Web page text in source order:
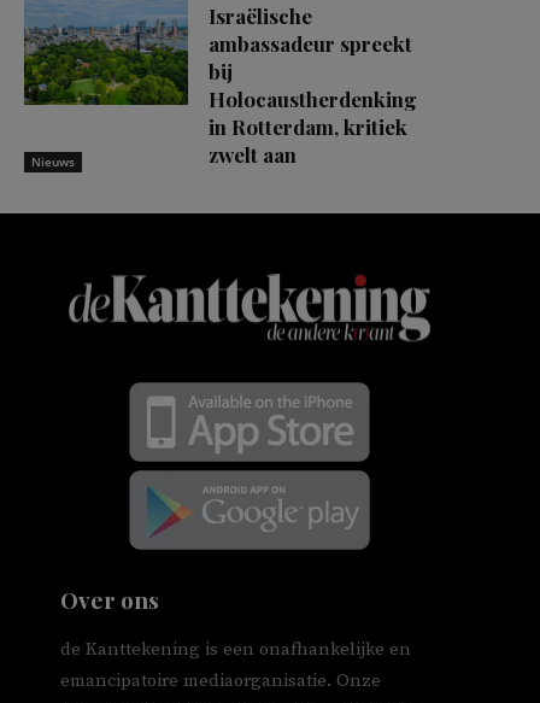
Nieuws
Israëlische
ambassadeur spreekt
bij
Holocaustherdenking
in Rotterdam, kritiek
zwelt aan
Over ons
de Kanttekening is een onafhankelijke en
emancipatoire mediaorganisatie. Onze